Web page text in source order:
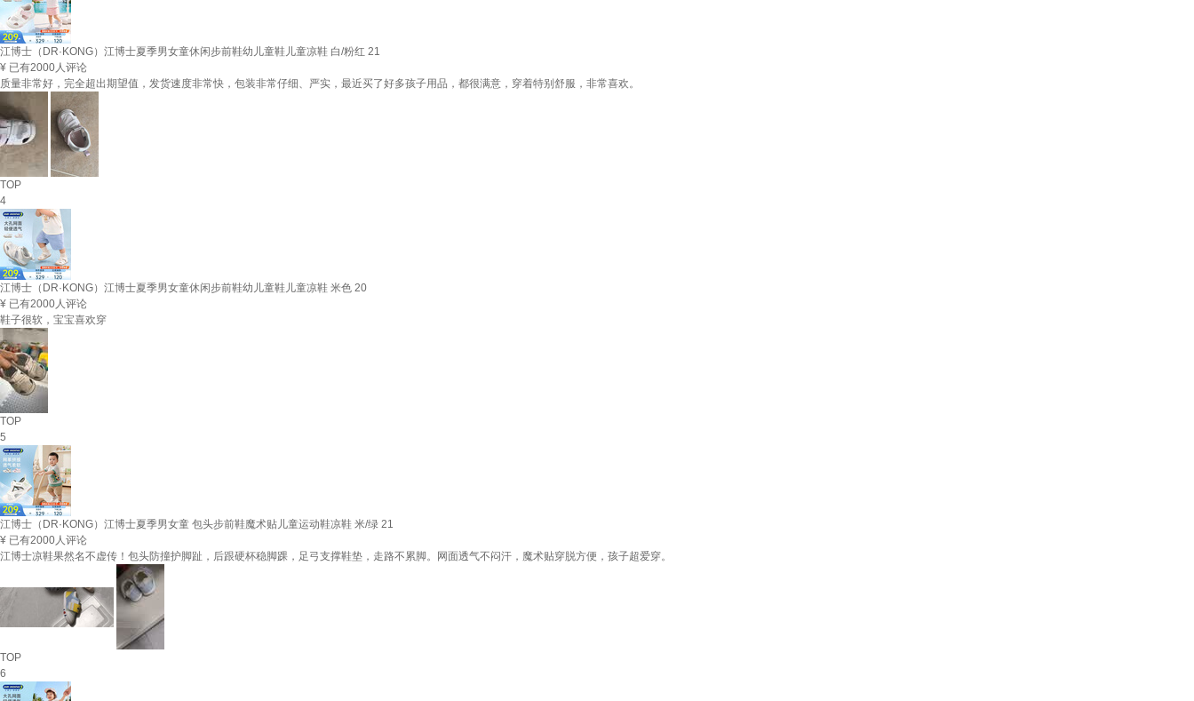
江博士（DR·KONG）江博士夏季男女童休闲步前鞋幼儿童鞋儿童凉鞋 白/粉红 21
¥ 已有2000人评论
质量非常好，完全超出期望值，发货速度非常快，包装非常仔细、严实，最近买了好多孩子用品，都很满意，穿着特别舒服，非常喜欢。
TOP
4
江博士（DR·KONG）江博士夏季男女童休闲步前鞋幼儿童鞋儿童凉鞋 米色 20
¥ 已有2000人评论
鞋子很软，宝宝喜欢穿
TOP
5
江博士（DR·KONG）江博士夏季男女童 包头步前鞋魔术贴儿童运动鞋凉鞋 米/绿 21
¥ 已有2000人评论
江博士凉鞋果然名不虚传！包头防撞护脚趾，后跟硬杯稳脚踝，足弓支撑鞋垫，走路不累脚。网面透气不闷汗，魔术贴穿脱方便，孩子超爱穿。
TOP
6